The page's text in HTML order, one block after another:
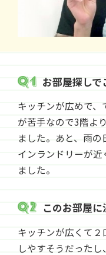
お部屋探しで
キッチンが広めで、
が苦手なので3階よ
ました。あと、雨
インランドリーが
ました。
このお部屋
キッチンが広くて
しやすそうだった